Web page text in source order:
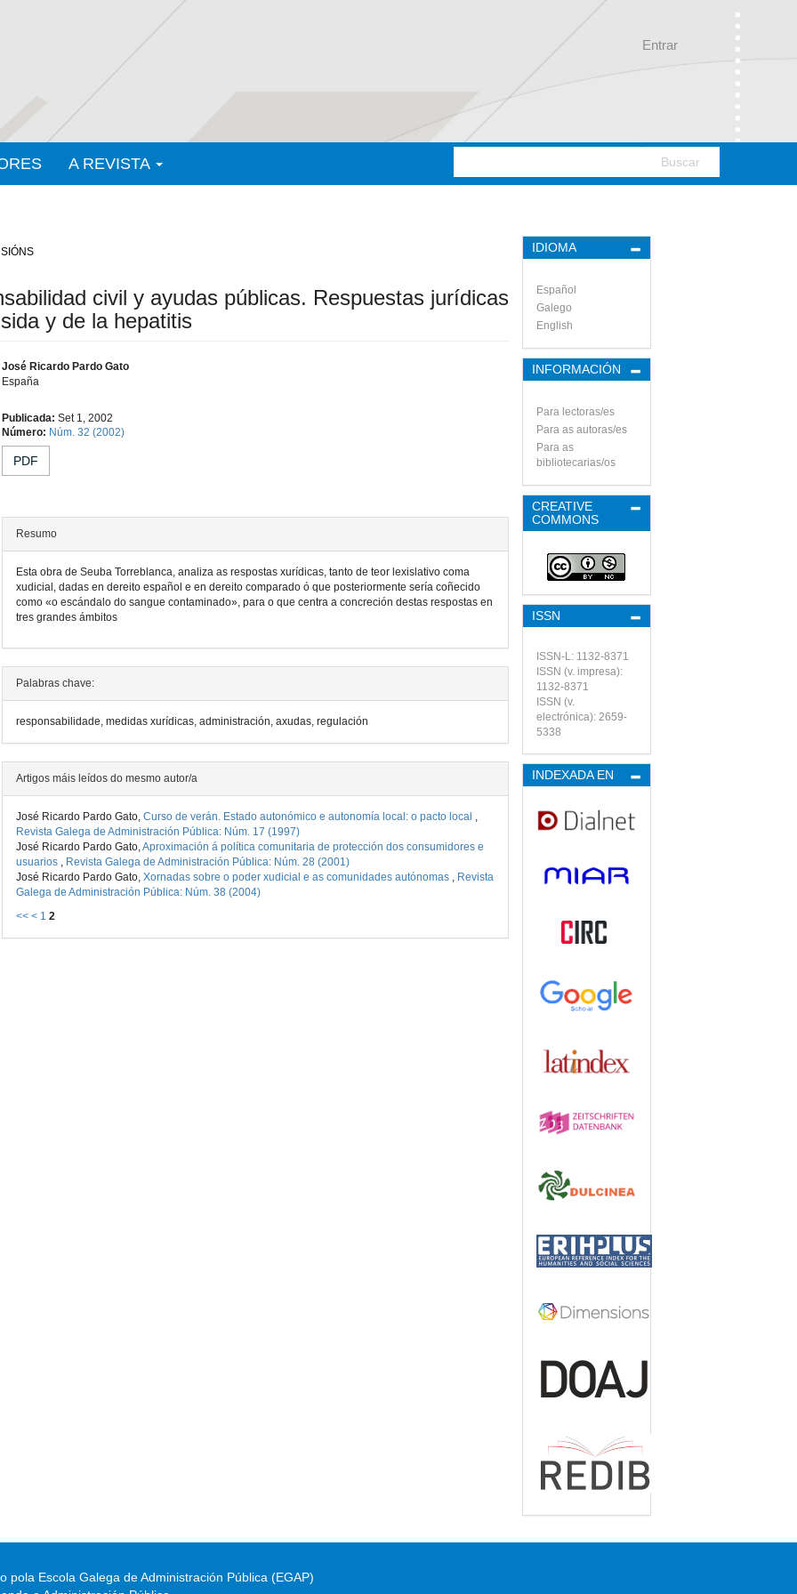
Entrar
A REVISTA Buscar
civil y ayudas públicas. Respuestas jurídicas
y de la hepatitis
José Ricardo Pardo Gato
España
Contido
principal
do
artigo
Publicada: Set 1, 2002
Número: Núm. 32 (2002)
PDF
Resumo
Esta obra de Seuba Torreblanca, analiza as respostas xurídicas, tanto de teor lexislativo coma
xudicial, dadas en dereito español e en dereito comparado ó que posteriormente sería coñecido
como «o escándalo do sangue contaminado», para o que centra a concreción destas respostas en
tres grandes ámbitos
Detalles
do
artigo
Palabras chave:
responsabilidade, medidas xurídicas, administración, axudas, regulación
Artigos máis leídos do mesmo autor/a
José Ricardo Pardo Gato, Curso de verán. Estado autonómico e autonomía local: o pacto local ,
Revista Galega de Administración Pública: Núm. 17 (1997)
José Ricardo Pardo Gato,Aproximación á política comunitaria de protección dos consumidores e
usuarios , Revista Galega de Administración Pública: Núm. 28 (2001)
José Ricardo Pardo Gato, Xornadas sobre o poder xudicial e as comunidades autónomas , Revista
Galega de Administración Pública: Núm. 38 (2004)
<< < 1 2
IDIOMA
Español
Galego
English
INFORMACIÓN
Para lectoras/es
Para as autoras/es
Para as
bibliotecarias/os
CREATIVE
COMMONS
ISSN
ISSN-L: 1132-8371
ISSN (v. impresa):
1132-8371
ISSN (v.
electrónica): 2659-
5338
INDEXADA EN
pola Escola Galega de Administración Pública (EGAP)